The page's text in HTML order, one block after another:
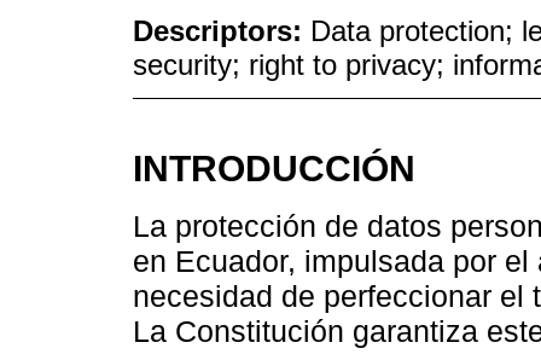
Descriptors: Data protection;
security; right to privacy;
INTRODUCCIÓN
La protección de datos
en Ecuador, impulsada por
necesidad de perfeccionar el
La Constitución garantiza